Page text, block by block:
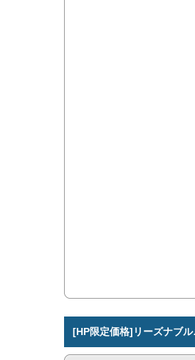
[HP限定価格]リーズナブ